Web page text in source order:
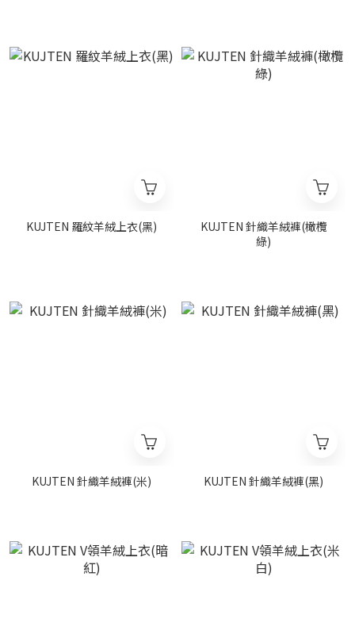
KUJTEN 羅紋羊絨上衣(黑)
KUJTEN 針織羊絨褲(橄欖
綠)
KUJTEN 針織羊絨褲(米) KUJTEN 針織羊絨褲(黑)